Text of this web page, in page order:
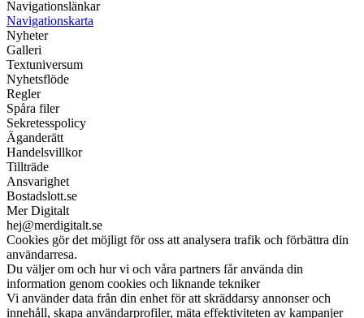
Navigationslänkar
Navigationskarta
Nyheter
Galleri
Textuniversum
Nyhetsflöde
Regler
Spåra filer
Sekretesspolicy
Äganderätt
Handelsvillkor
Tillträde
Ansvarighet
Bostadslott.se
Mer Digitalt
hej@merdigitalt.se
Cookies gör det möjligt för oss att analysera trafik och förbättra din
användarresa.
Du väljer om och hur vi och våra partners får använda din
information genom cookies och liknande tekniker
Vi använder data från din enhet för att skräddarsy annonser och
innehåll, skapa användarprofiler, mäta effektiviteten av kampanjer